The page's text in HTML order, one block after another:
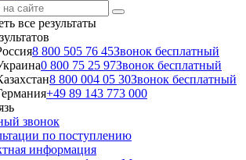
все результаты
8 800 505 76 45Звонок бесплатный
0 800 75 25 97Звонок бесплатный
8 800 004 05 30Звонок бесплатный
+49 89 143 773 000
звонок
по поступлению
информация